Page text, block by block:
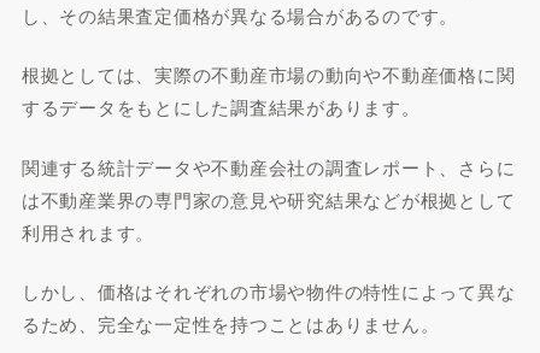
し、その結果査定価格が異なる場合があるのです。
根拠としては、実際の不動産市場の動向や不動産価格に関
するデータをもとにした調査結果があります。
関連する統計データや不動産会社の調査レポート、さらに
は不動産業界の専門家の意見や研究結果などが根拠として
利用されます。
しかし、価格はそれぞれの市場や物件の特性によって異な
るため、完全な一定性を持つことはありません。